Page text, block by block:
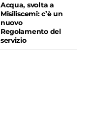
Acqua, svolta a
Misiliscemi: c’è un
nuovo
Regolamento del
servizio